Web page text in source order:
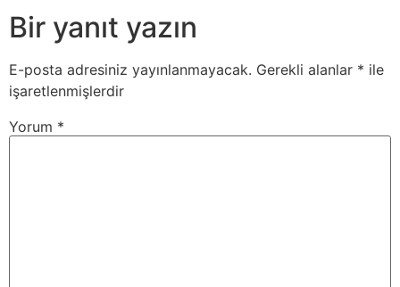
Bir yanıt yazın
E-posta adresiniz yayınlanmayacak. Gerekli alanlar * ile
işaretlenmişlerdir
Yorum *